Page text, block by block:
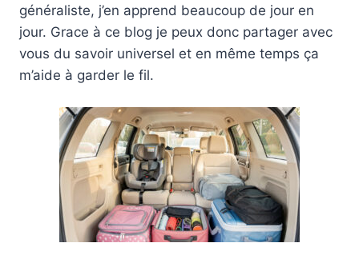
généraliste, j’en apprend beaucoup de jour en
jour. Grace à ce blog je peux donc partager avec
vous du savoir universel et en même temps ça
m’aide à garder le fil.